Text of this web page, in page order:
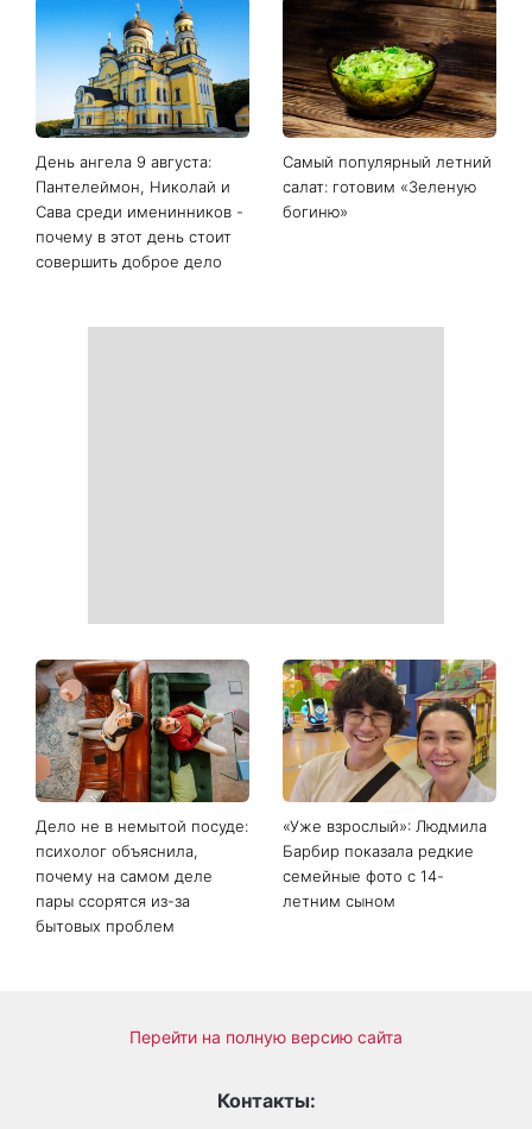
День ангела 9 августа:
Пантелеймон, Николай и
Сава среди именинников -
почему в этот день стоит
совершить доброе дело
Самый популярный летний
салат: готовим «Зеленую
богиню»
Дело не в немытой посуде:
психолог объяснила,
почему на самом деле
пары ссорятся из-за
бытовых проблем
«Уже взрослый»: Людмила
Барбир показала редкие
семейные фото с 14-
летним сыном
Перейти на полную версию сайта
Контакты: